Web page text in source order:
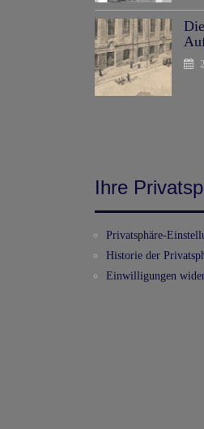
Ihre
Privatsphäre-
Historie der
Einwilligungen